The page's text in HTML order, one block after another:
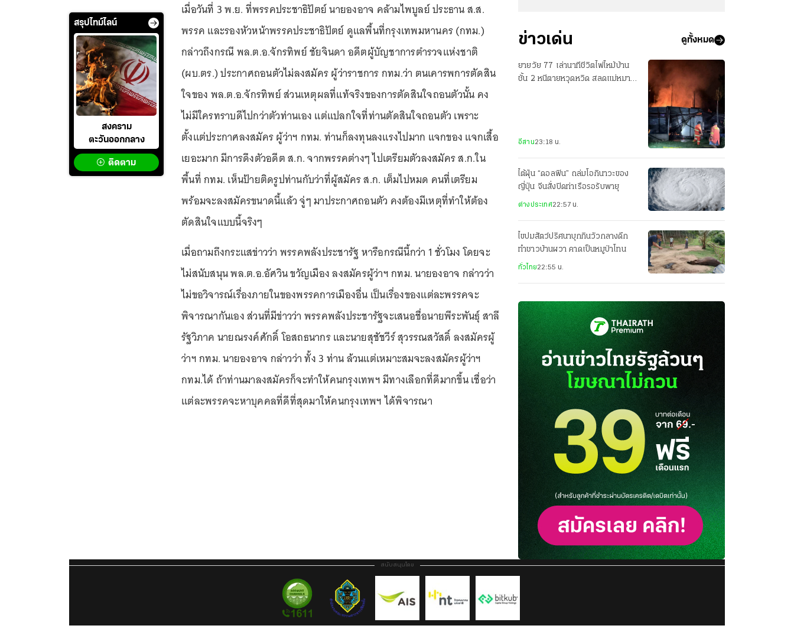
สรุปไทม์ไลน์
สงคราม
ตะวันออกกลาง
ติดตาม
เมื่อวันที่ 3 พ.ย. ที่พรรคประชาธิปัตย์ นายองอาจ คล้ามไพบูลย์ ประธาน ส.ส.
พรรค และรองหัวหน้าพรรคประชาธิปัตย์ ดูแลพื้นที่กรุงเทพมหานคร (กทม.)
กล่าวถึงกรณี พล.ต.อ.จักรทิพย์ ชัยจินดา อดีตผู้บัญชาการตำรวจแห่งชาติ
(ผบ.ตร.) ประกาศถอนตัวไม่ลงสมัคร ผู้ว่าราชการ กทม.ว่า ตนเคารพการตัดสิน
ใจของ พล.ต.อ.จักรทิพย์ ส่วนเหตุผลที่แท้จริงของการตัดสินใจถอนตัวนั้น คง
ไม่มีใครทราบดีไปกว่าตัวท่านเอง แต่แปลกใจที่ท่านตัดสินใจถอนตัว เพราะ
ตั้งแต่ประกาศลงสมัคร ผู้ว่าฯ กทม. ท่านก็ลงทุนลงแรงไปมาก แจกของ แจกเสื้อ
เยอะมาก มีการดึงตัวอดีต ส.ก. จากพรรคต่างๆ ไปเตรียมตัวลงสมัคร ส.ก.ใน
พื้นที่ กทม. เห็นป้ายติดรูปท่านกับว่าที่ผู้สมัคร ส.ก. เต็มไปหมด คนที่เตรียม
พร้อมจะลงสมัครขนาดนี้แล้ว จู่ๆ มาประกาศถอนตัว คงต้องมีเหตุที่ทำให้ต้อง
ตัดสินใจแบบนี้จริงๆ
เมื่อถามถึงกระแสข่าวว่า พรรคพลังประชารัฐ หารือกรณีนี้กว่า 1 ชั่วโมง โดยจะ
ไม่สนับสนุน พล.ต.อ.อัศวิน ขวัญเมือง ลงสมัครผู้ว่าฯ กทม. นายองอาจ กล่าวว่า
ไม่ขอวิจารณ์เรื่องภายในของพรรคการเมืองอื่น เป็นเรื่องของแต่ละพรรคจะ
พิจารณากันเอง ส่วนที่มีข่าวว่า พรรคพลังประชารัฐจะเสนอชื่อนายพีระพันธุ์ สาลี
รัฐวิภาค นายณรงค์ศักดิ์ โอสถธนากร และนายสุชัชวีร์ สุวรรณสวัสดิ์ ลงสมัครผู้
ว่าฯ กทม. นายองอาจ กล่าวว่า ทั้ง 3 ท่าน ล้วนแต่เหมาะสมจะลงสมัครผู้ว่าฯ
กทม.ได้ ถ้าท่านมาลงสมัครก็จะทำให้คนกรุงเทพฯ มีทางเลือกที่ดีมากขึ้น เชื่อว่า
แต่ละพรรคจะหาบุคคลที่ดีที่สุดมาให้คนกรุงเทพฯ ได้พิจารณา
ข่าวเด่น ดูทั้งหมด
ยายวัย 77 เล่านาทีชีวิตไฟไหม้บ้าน
ชั้น 2 หนีตายหวุดหวิด สลดแม่หมา
อีสาน23:18 น.
ไต้ฝุ่น “ดอลฟิน” ถล่มโอกินาวะของ
ญี่ปุ่น จีนสั่งปิดท่าเรือรอรับพายุ
ต่างประเทศ22:57 น.
ไขปมสัตว์ปริศนาบุกกินวัวกลางดึก
ทำชาวบ้านผวา คาดเป็นหมูป่าโทน
ทั่วไทย22:55 น.
สนับสนุนโดย